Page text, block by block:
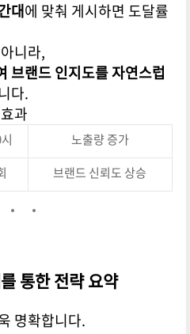
대에 맞춰 게시하면 도달률
니라,
브랜드 인지도를 자연스럽
다.
과
노출량 증가
브랜드 신뢰도 상승
통한 전략 요약
명확합니다.